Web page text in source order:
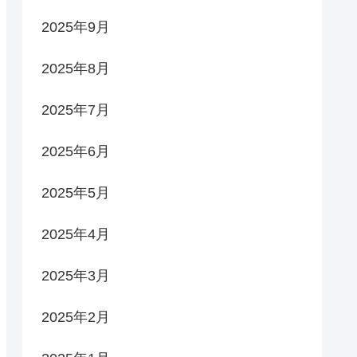
2025年9月
2025年8月
2025年7月
2025年6月
2025年5月
2025年4月
2025年3月
2025年2月